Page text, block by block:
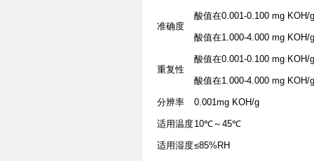
准确度
酸值在0.001-0.100 mg KOH/
酸值在1.000-4.000 mg KOH/
重复性
酸值在0.001-0.100 mg
酸值在1.000-4.000 mg
分辨率 0.001mg KOH/g
适用温度10℃～45℃
适用湿度≤85%RH